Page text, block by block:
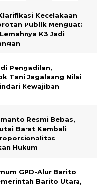
Kecelakaan
Publik Menguat:
K3 Jadi
Pengadilan,
Tani Jagalaang Nilai
Kewajiban
Resmi Bebas,
Barat Kembali
Hukum
GPD-Alur Barito
Barito Utara,